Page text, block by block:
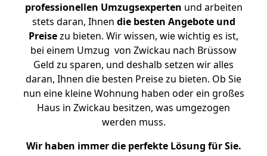
professionellen Umzugsexperten und arbeiten
stets daran, Ihnen die besten Angebote und
Preisezu bieten. Wir wissen, wie wichtig es ist,
bei einem Umzug von Zwickau nach Brüssow
Geld zu sparen, und deshalb setzen wir alles
daran, Ihnen die besten Preise zu bieten. Ob Sie
nun eine kleine Wohnung haben oder ein großes
Haus in Zwickau besitzen, was umgezogen
werden muss.
Wir haben immer die perfekte Lösung für Sie.